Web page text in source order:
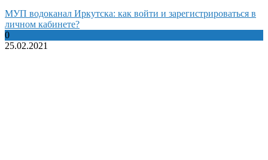
МУП водоканал Иркутска: как войти и зарегистрироваться в
личном кабинете?
0
25.02.2021